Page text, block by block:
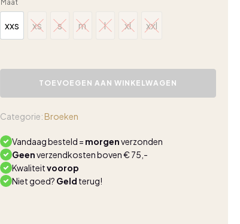
Maat
xxs
xxs
xs
xs
s
s
m
m
l
l
xl
xl
xxl
xxl
Lady
black
TOEVOEGEN AAN WINKELWAGEN
Categorie: Broeken
Vandaag besteld = morgenverzonden
Geenverzendkosten boven € 75,-
Kwaliteitvoorop
Niet goed? Geld terug!